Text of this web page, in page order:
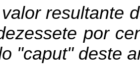
resultante
por
"caput" deste